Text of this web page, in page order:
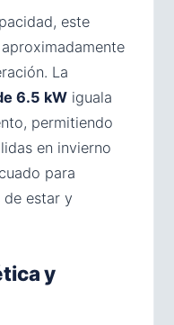
este
La
6.5 kW iguala
permitiendo
en invierno
para
estar y
y